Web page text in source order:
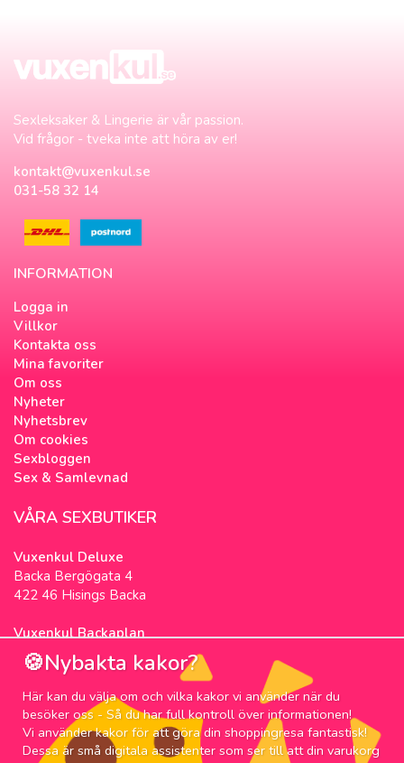
Sexleksaker & Lingerie är vår passion.
Vid frågor - tveka inte att höra av er!
kontakt@vuxenkul.se
031-58 32 14
INFORMATION
Logga in
Villkor
Kontakta oss
Mina favoriter
Om oss
Nyheter
Nyhetsbrev
Om cookies
Sexbloggen
Sex & Samlevnad
VÅRA SEXBUTIKER
Vuxenkul Deluxe
Backa Bergögata 4
422 46 Hisings Backa
Vuxenkul Backaplan
Färgfabriksgatan 3
417 05 Göteborg
NYHETSBREV
Prenumerera på nyhetsbrevet för våra bästa
🍪Nybakta kakor?
Här kan du välja om och vilka kakor vi använder när du
besöker oss - Så du har full kontroll över informationen!
Vi använder kakor för att göra din shoppingresa fantastisk!
Dessa är små digitala assistenter som ser till att din varukorg